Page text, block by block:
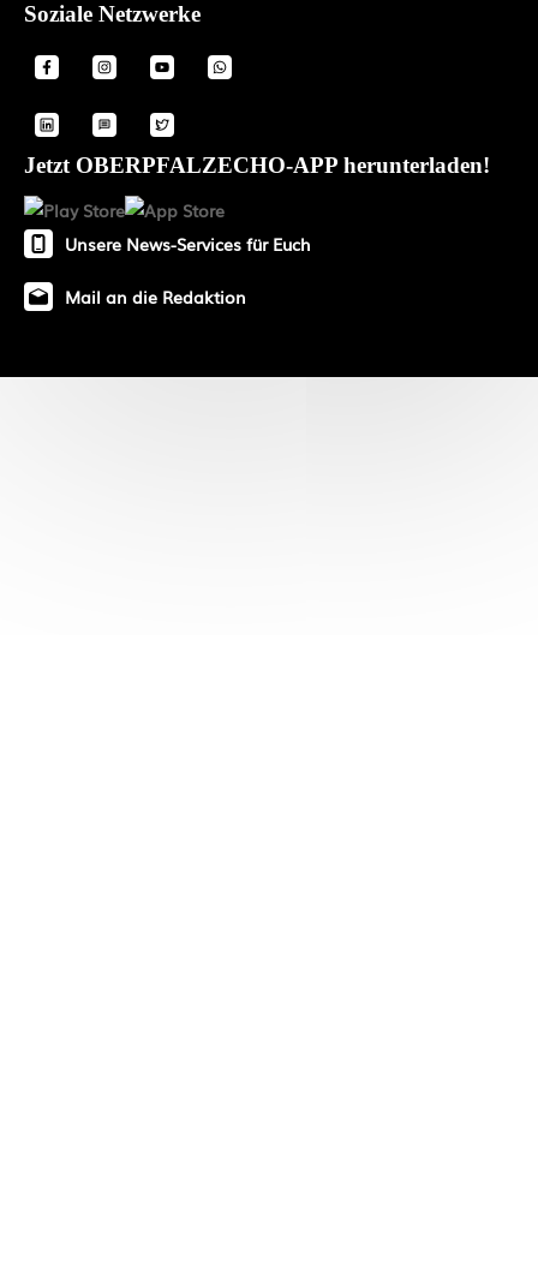
Soziale Netzwerke
Jetzt OBERPFALZECHO-APP herunterladen!
Unsere News-Services für Euch
Mail an die Redaktion